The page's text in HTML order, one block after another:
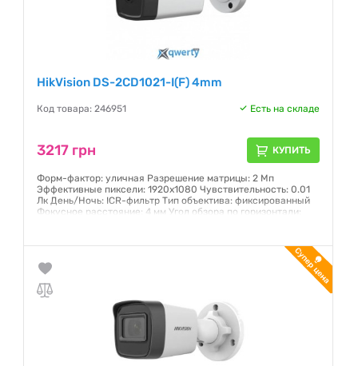
HikVision DS-2CD1021-I(F) 4mm
Код товара: 246951 Есть на складе
3217 грн КУПИТЬ
Форм-фактор: уличная Разрешение матрицы: 2 Мп
Эффективные пиксели: 1920х1080 Чувствительность: 0.01
Лк День/Ночь: ICR-фильтр Тип объектива: фиксированный
Фокусное расстояние: 4 мм Угол обзора по горизонтали:
Гарантия:12 месяцев